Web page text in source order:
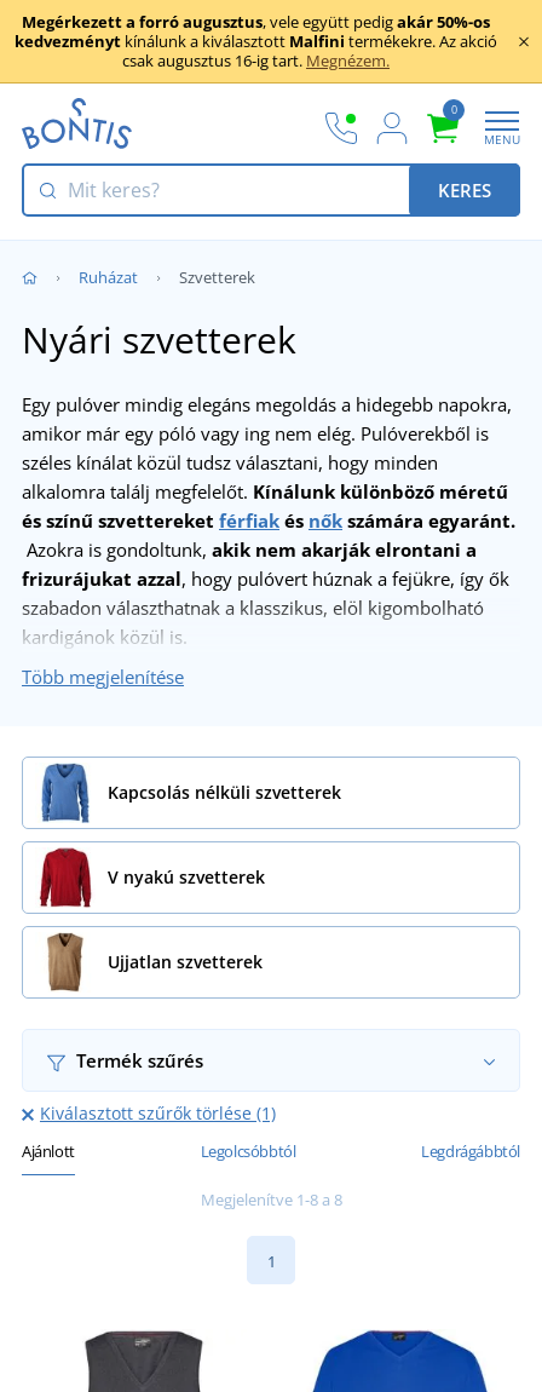
Megérkezett a forró augusztus, vele együtt pedigakár 50%-os
kedvezményt kínálunk a kiválasztott Malfini termékekre. Az akció
csak augusztus 16-ig tart. Megnézem.
0
MENU
KERES
Ruházat Szvetterek
Nyári szvetterek
Egy pulóver mindig elegáns megoldás a hidegebb napokra,
amikor már egy póló vagy ing nem elég. Pulóverekből is
széles kínálat közül tudsz választani, hogy minden
alkalomra találj megfelelőt. Kínálunk különböző méretű
és színű szvettereket férfiak és nők számára egyaránt.
Azokra is gondoltunk, akik nem akarják elrontani a
frizurájukat azzal, hogy pulóvert húznak a fejükre, így ők
szabadon választhatnak a klasszikus, elöl kigombolható
kardigánok közül is.
Több megjelenítése
Kapcsolás nélküli szvetterek
V nyakú szvetterek
Ujjatlan szvetterek
Termék szűrés
Kiválasztott szűrők törlése (1)
Ajánlott Legolcsóbbtól Legdrágábbtól
Megjelenítve 1-8 a 8
1